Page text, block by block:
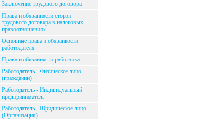
Заключение трудового договора
Права и обязанности сторон
трудового договора в налоговых
правоотношениях
Основные права и обязанности
работодателя
Права и обязанности работника
Работодатель - Физическое лицо
(гражданин)
Работодатель - Индивидуальный
предприниматель
Работодатель - Юридическое лицо
(Организация)